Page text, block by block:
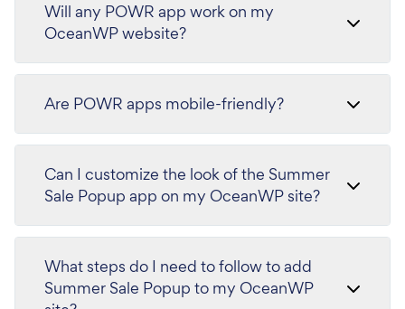
Will any POWR app work on my
OceanWP website?
Are POWR apps mobile-friendly?
Can I customize the look of the Summer
Sale Popup app on my OceanWP site?
What steps do I need to follow to add
Summer Sale Popup to my OceanWP